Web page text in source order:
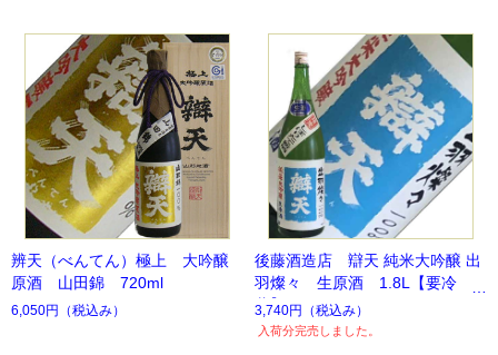
辨天（べんてん）極上 大吟醸
原酒 山田錦 720ml
6,050円 （税込み）
後藤酒造店 辯天 純米大吟醸 出
羽燦々 生原酒 1.8L【要冷
蔵】
3,740円 （税込み）
入荷分完売しました。